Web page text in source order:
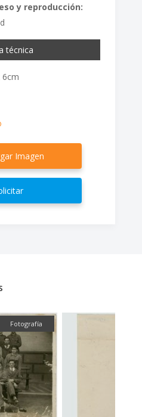
y reproducción:
técnica
6cm
Imagen
Fotografía